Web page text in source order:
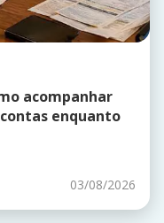
acompanhar
enquanto
03/08/2026